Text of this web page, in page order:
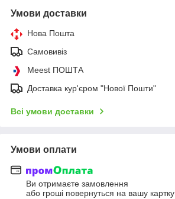
Умови доставки
Нова Пошта
Самовивіз
Meest ПОШТА
Доставка кур'єром "Нової Пошти"
Всі умови доставки
Умови оплати
Ви отримаєте замовлення
або гроші повернуться на вашу картку